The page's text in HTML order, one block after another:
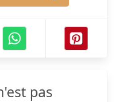
pas